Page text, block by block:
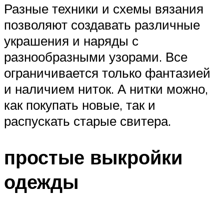
Разные техники и схемы вязания
позволяют создавать различные
украшения и наряды с
разнообразными узорами. Все
ограничивается только фантазией
и наличием ниток. А нитки можно,
как покупать новые, так и
распускать старые свитера.
простые выкройки
одежды